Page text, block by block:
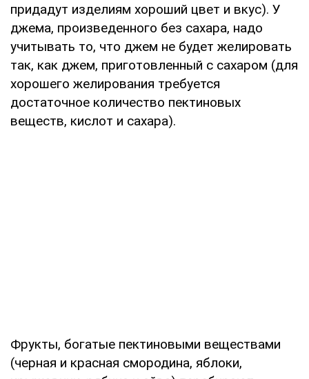
придадут изделиям хороший цвет и вкус). У
джема, произведенного без сахара, надо
учитывать то, что джем не будет желировать
так, как джем, приготовленный с сахаром (для
хорошего желирования требуется
достаточное количество пектиновых
веществ, кислот и сахара).
Фрукты, богатые пектиновыми веществами
(черная и красная смородина, яблоки,